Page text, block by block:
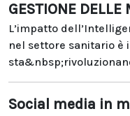
GESTIONE DELLE
L’impatto
nel settore sanitario è
Social media in